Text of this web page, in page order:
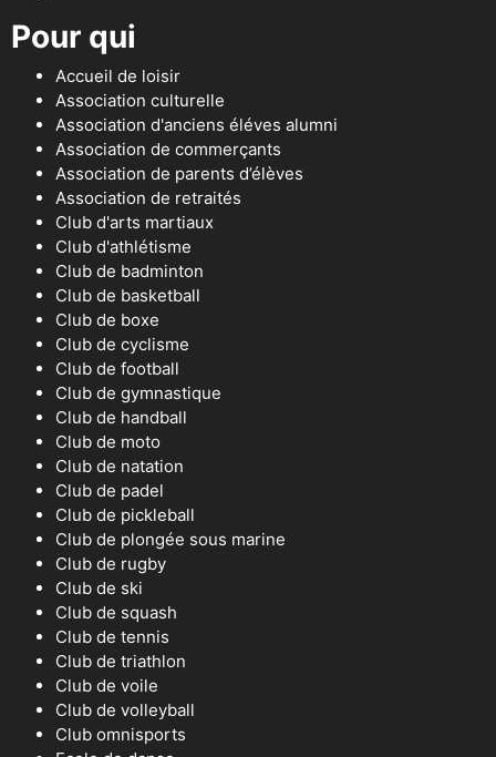
Pour qui
Accueil de loisir
Association culturelle
Association d'anciens éléves alumni
Association de commerçants
Association de parents d’élèves
Association de retraités
Club d'arts martiaux
Club d'athlétisme
Club de badminton
Club de basketball
Club de boxe
Club de cyclisme
Club de football
Club de gymnastique
Club de handball
Club de moto
Club de natation
Club de padel
Club de pickleball
Club de plongée sous marine
Club de rugby
Club de ski
Club de squash
Club de tennis
Club de triathlon
Club de voile
Club de volleyball
Club omnisports